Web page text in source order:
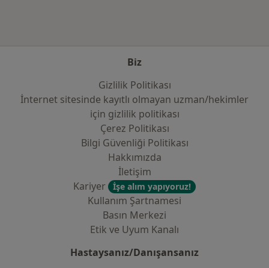
Biz
Gizlilik Politikası
İnternet sitesinde kayıtlı olmayan uzman/hekimler
i̇çin gizlilik politikası
Çerez Politikası
Bilgi Güvenliği Politikası
Hakkımızda
İletişim
Kariyer
İşe alım yapıyoruz!
Kullanım Şartnamesi
Basın Merkezi
Etik ve Uyum Kanalı
Hastaysanız/Danışansanız